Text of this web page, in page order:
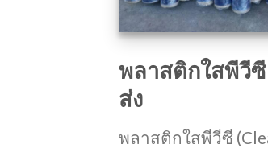
พลาสติกใสพีวี
ส่ง
พลาสติกใสพีวีซี